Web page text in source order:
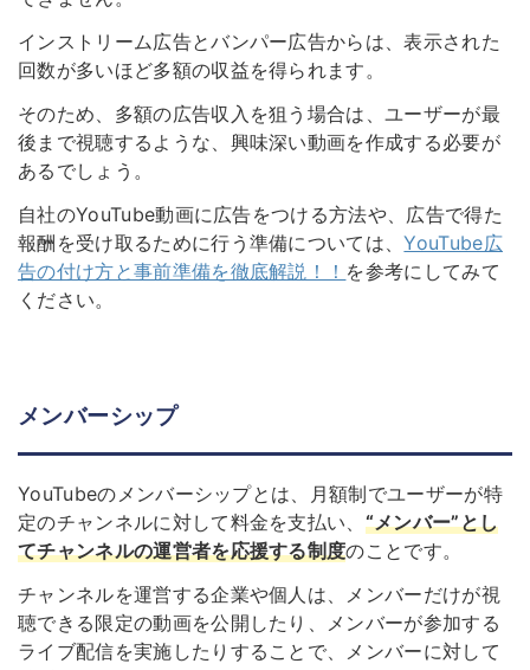
インストリーム広告とバンパー広告からは、表示された
回数が多いほど多額の収益を得られます。
そのため、多額の広告収入を狙う場合は、ユーザーが最
後まで視聴するような、興味深い動画を作成する必要が
あるでしょう。
自社のYouTube動画に広告をつける方法や、広告で得た
報酬を受け取るために行う準備については、YouTube広
告の付け方と事前準備を徹底解説！！ を参考にしてみて
ください。
メンバーシップ
YouTubeのメンバーシップとは、月額制でユーザーが特
定のチャンネルに対して料金を支払い、 “メンバー”とし
てチャンネルの運営者を応援する制度のことです。
チャンネルを運営する企業や個人は、メンバーだけが視
聴できる限定の動画を公開したり、メンバーが参加する
ライブ配信を実施したりすることで、メンバーに対して